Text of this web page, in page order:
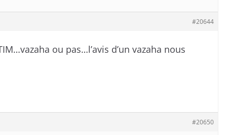
#20644
ou pas…l’avis d’un vazaha nous
#20650